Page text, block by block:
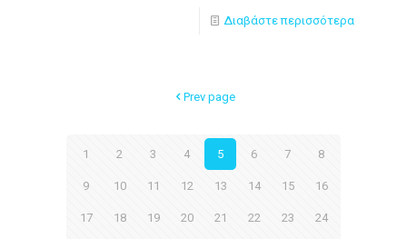
Διαβάστε περισσότερα
Prev page
1 2 3 4 5 6 7 8
9 10 11 12 13 14 15 16
17 18 19 20 21 22 23 24